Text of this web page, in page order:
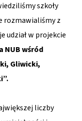
szkoły
rozmawialiśmy z
udział w projekcie
NUB wśród
Gliwicki,
liczby